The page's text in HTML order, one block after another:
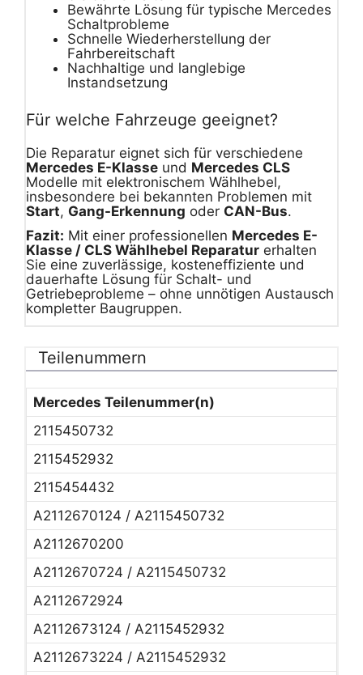
Bewährte Lösung für typische Mercedes
Schaltprobleme
Schnelle Wiederherstellung der
Fahrbereitschaft
Nachhaltige und langlebige
Instandsetzung
Für welche Fahrzeuge geeignet?
Die Reparatur eignet sich für verschiedene
Mercedes E-Klasse und Mercedes CLS
Modelle mit elektronischem Wählhebel,
insbesondere bei bekannten Problemen mit
Start, Gang-Erkennung oder CAN-Bus.
Fazit: Mit einer professionellen Mercedes E-
Klasse / CLS Wählhebel Reparatur erhalten
Sie eine zuverlässige, kosteneffiziente und
dauerhafte Lösung für Schalt- und
Getriebeprobleme – ohne unnötigen Austausch
kompletter Baugruppen.
Teilenummern
Mercedes Teilenummer(n)
2115450732
2115452932
2115454432
A2112670124 / A2115450732
A2112670200
A2112670724 / A2115450732
A2112672924
A2112673124 / A2115452932
A2112673224 / A2115452932